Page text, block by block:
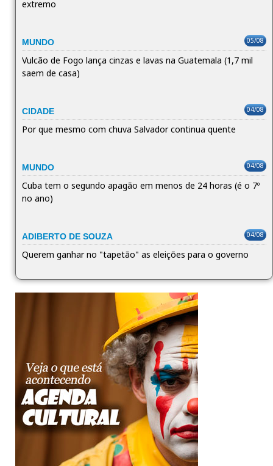
extremo
MUNDO 05/08
Vulcão de Fogo lança cinzas e lavas na Guatemala (1,7 mil
saem de casa)
CIDADE 04/08
Por que mesmo com chuva Salvador continua quente
MUNDO 04/08
Cuba tem o segundo apagão em menos de 24 horas (é o 7º
no ano)
ADIBERTO DE SOUZA 04/08
Querem ganhar no "tapetão" as eleições para o governo